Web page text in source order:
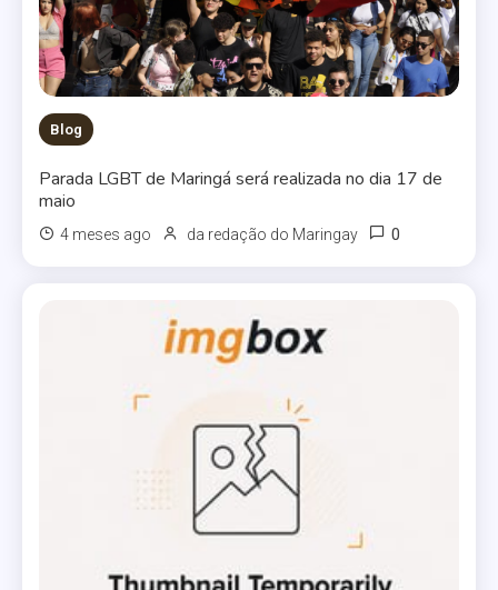
Blog
Parada LGBT de Maringá será realizada no dia 17 de
maio
4 meses ago da redação do Maringay 0